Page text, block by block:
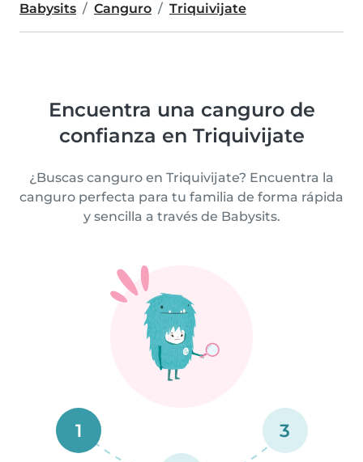
Babysits Canguro Triquivijate
Encuentra una canguro de
confianza en Triquivijate
¿Buscas canguro en Triquivijate? Encuentra la
canguro perfecta para tu familia de forma rápida
y sencilla a través de Babysits.
1 3